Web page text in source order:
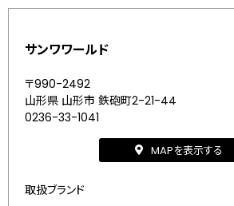
サンワワールド
〒990-2492
山形県 山形市 鉄砲町2-21-44
0236-33-1041
MAPを表示する
取扱ブランド